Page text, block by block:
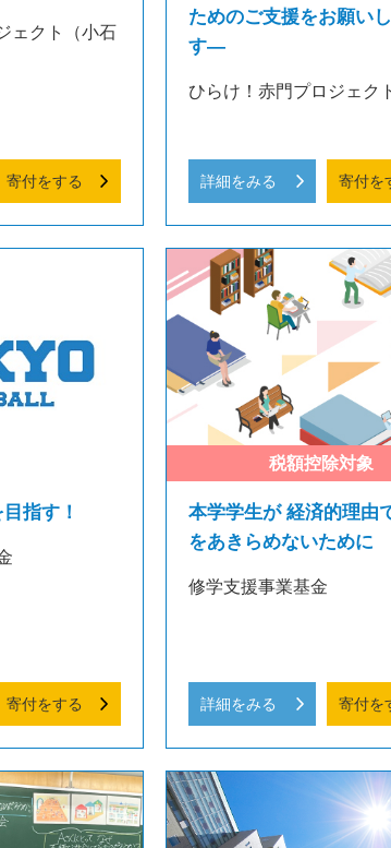
ェクト（小石
寄付をする
ためのご支援をお願い
す―
ひらけ！赤門プロジェク
詳細をみる 寄付を
指す！
寄付をする
本学学生が 経済的理由
をあきらめないために
修学支援事業基金
詳細をみる 寄付を